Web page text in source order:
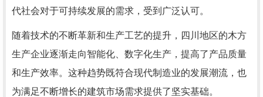
代社会对于可持续发展的需求，受到广泛认可。
随着技术的不断革新和生产工艺的提升，四川地区的木方
生产企业逐渐走向智能化、数字化生产，提高了产品质量
和生产效率。这种趋势既符合现代制造业的发展潮流，也
为满足不断增长的建筑市场需求提供了坚实基础。